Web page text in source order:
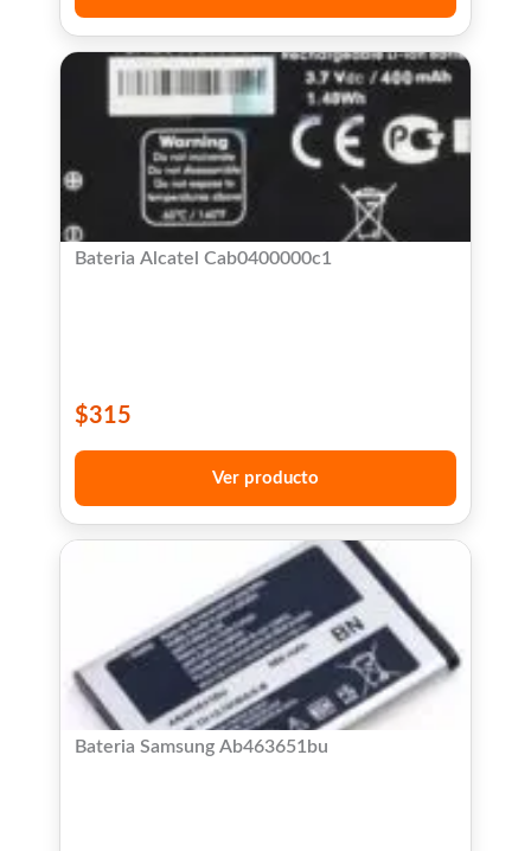
Bateria Alcatel Cab0400000c1
$315
Ver producto
Bateria Samsung Ab463651bu